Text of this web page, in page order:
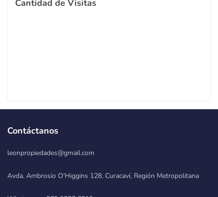
Cantidad de Visitas
Contáctanos
leonpropiedades@gmail.com
Avda. Ambrosio O'Higgins 128, Curacaví, Región Metropolitana